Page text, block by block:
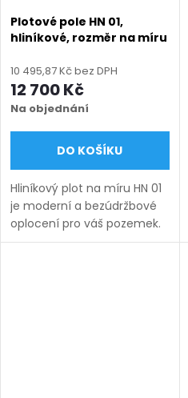
Plotové pole HN 01,
hliníkové, rozměr na míru
výška 750 - 2000 mm),
černá RAL 9005 matná
10 495,87 Kč bez DPH
12 700 Kč
Na objednání
DO KOŠÍKU
Hliníkový plot na míru HN 01
je moderní a bezúdržbové
oplocení pro váš pozemek.
Vyrábíme ho v rozsahu